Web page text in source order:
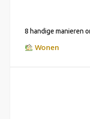
8 handige manieren
Wonen